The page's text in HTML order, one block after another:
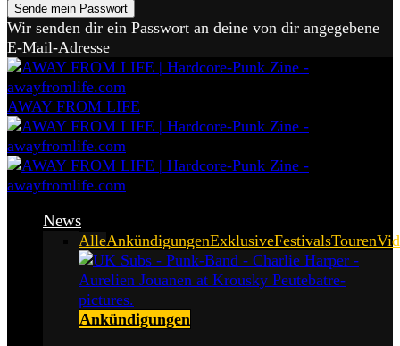
Wir senden dir ein Passwort an deine von dir angegebene
E-Mail-Adresse
AWAY FROM LIFE
News
AlleAnkündigungenExklusiveFestivalsTouren
Ankündigungen